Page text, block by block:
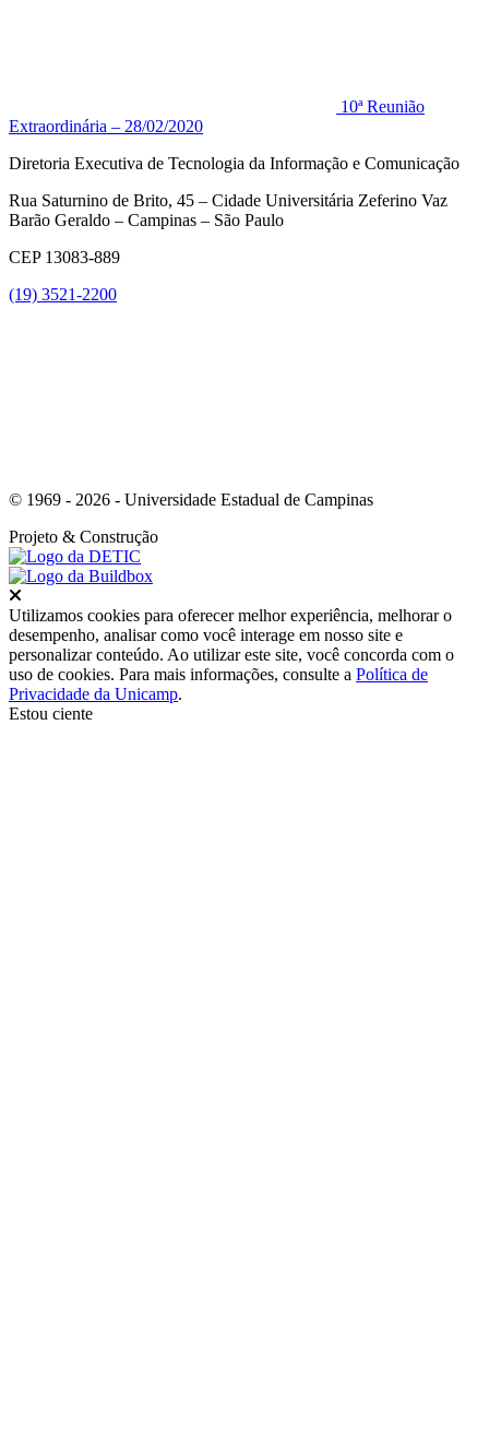
10ª Reunião
Extraordinária – 28/02/2020
Diretoria Executiva de Tecnologia da Informação e Comunicação
Rua Saturnino de Brito, 45 – Cidade Universitária Zeferino Vaz
Barão Geraldo – Campinas – São Paulo
CEP 13083-889
(19) 3521-2200
© 1969 - 2026 - Universidade Estadual de Campinas
Projeto & Construção
Utilizamos cookies para oferecer melhor experiência, melhorar o
desempenho, analisar como você interage em nosso site e
personalizar conteúdo. Ao utilizar este site, você concorda com o
uso de cookies. Para mais informações, consulte a Política de
Privacidade da Unicamp.
Estou ciente